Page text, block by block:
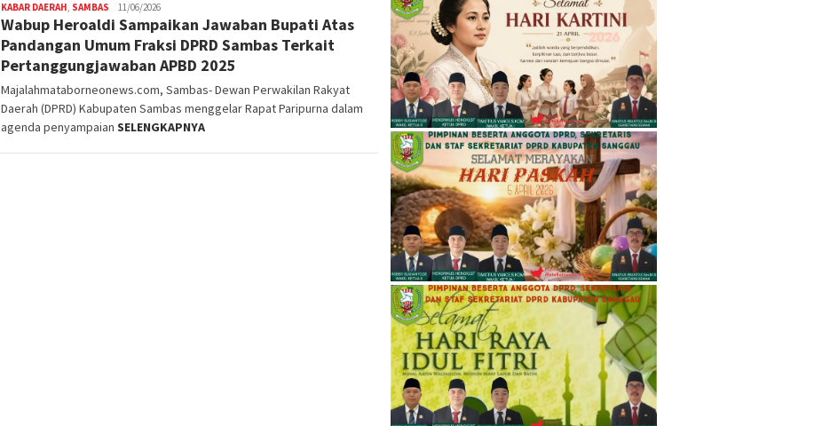
KABAR DAERAH, SAMBAS Nopriyanto
11/06/2026
Wabup Heroaldi Sampaikan Jawaban Bupati Atas
Pandangan Umum Fraksi DPRD Sambas Terkait
Pertanggungjawaban APBD 2025
Majalahmataborneonews.com, Sambas- Dewan Perwakilan Rakyat
Daerah (DPRD) Kabupaten Sambas menggelar Rapat Paripurna dalam
agenda penyampaian SELENGKAPNYA